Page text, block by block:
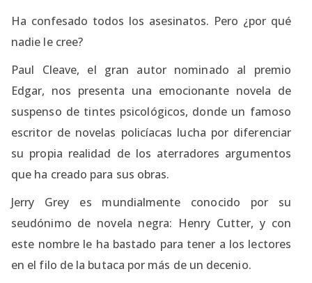
Ha confesado todos los asesinatos. Pero ¿por qué
nadie le cree?
Paul Cleave, el gran autor nominado al premio
Edgar, nos presenta una emocionante novela de
suspenso de tintes psicológicos, donde un famoso
escritor de novelas policíacas lucha por diferenciar
su propia realidad de los aterradores argumentos
que ha creado para sus obras.
Jerry Grey es mundialmente conocido por su
seudónimo de novela negra: Henry Cutter, y con
este nombre le ha bastado para tener a los lectores
en el filo de la butaca por más de un decenio.